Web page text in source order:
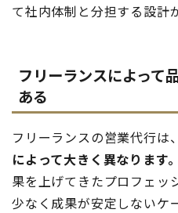
て社内体制と分担する設計
フリーランスによって
ある
フリーランスの営業代行は、
によって大きく異なります。
果を上げてきたプロフェッ
少なく成果が安定しないケ